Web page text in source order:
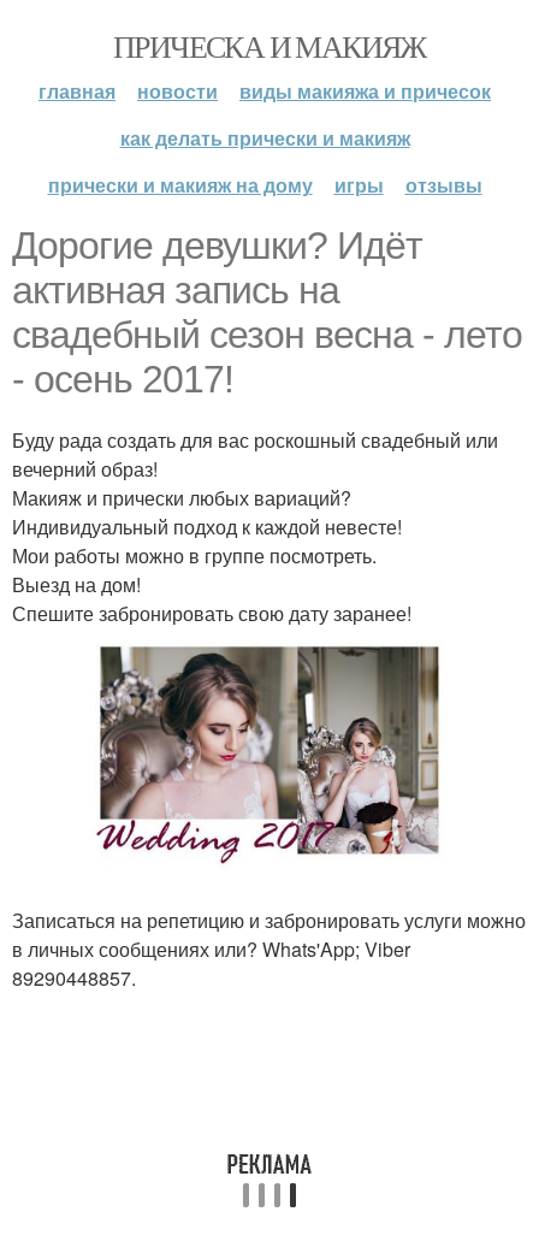
ПРИЧЕСКА И МАКИЯЖ
главная новости
виды макияжа и причесок
как делать прически и макияж
прически и макияж на дому
игры отзывы
Дорогие девушки? Идёт
активная запись на
свадебный сезон весна - лето
- осень 2017!
Буду рада создать для вас роскошный свадебный или
вечерний образ!
Макияж и прически любых вариаций?
Индивидуальный подход к каждой невесте!
Мои работы можно в группе посмотреть.
Выезд на дом!
Спешите забронировать свою дату заранее!
Записаться на репетицию и забронировать услуги можно
в личных сообщениях или? Whats'App; Viber
89290448857.